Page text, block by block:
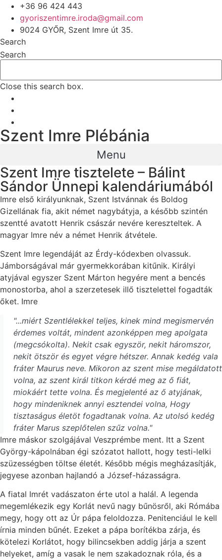
+36 96 424 443
gyoriszentimre.iroda@gmail.com
9024 GYŐR, Szent Imre út 35.
Search
Search
Close this search box.
Szent Imre Plébánia
Menu
Szent Imre tisztelete – Bálint
Sándor Ünnepi kalendáriumából
Imre első királyunknak, Szent Istvánnak és Boldog
Gizellának fia, akit német nagybátyja, a később szintén
szentté avatott Henrik császár nevére kereszteltek. A
magyar Imre név a német Henrik átvétele.
Szent Imre legendáját az Érdy-kódexben olvassuk.
Jámborságával már gyermekkorában kitűnik. Királyi
atyjával egyszer Szent Márton hegyére ment a bencés
monostorba, ahol a szerzetesek illő tisztelettel fogadták
őket. Imre
"...miért Szentlélekkel teljes, kinek mind megismervén
érdemes voltát, mindent azonképpen meg apolgata
(megcsókolta). Nekit csak egyször, nekit háromszor,
nekit ötször és egyet végre hétszer. Annak kedég vala
fráter Maurus neve. Mikoron az szent mise megáldatott
volna, az szent királ titkon kérdé meg az ő fiát,
miokáért tette volna. És megjelenté az ő atyjának,
hogy mindeniknek annyi esztendei volna, Hogy
tisztaságus életöt fogadtanak volna. Az utolsó kedég
fráter Marus szeplőtelen szűz volna."
Imre máskor szolgájával Veszprémbe ment. Itt a Szent
György-kápolnában égi szózatot hallott, hogy testi-lelki
szüzességben töltse életét. Később mégis megházasítják,
jegyese azonban hajlandó a József-házasságra.
A fiatal Imrét vadászaton érte utol a halál. A legenda
megemlékezik egy Korlát nevű nagy bűnösről, aki Rómába
megy, hogy ott az Úr pápa feloldozza. Penitenciául le kell
írnia minden bűnét. Ezeket a pápa borítékba zárja, és
kötelezi Korlátot, hogy bilincsekben addig járja a szent
helyeket, amíg a vasak le nem szakadoznak róla, és a